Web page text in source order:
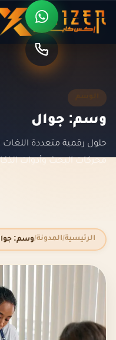
وسم: جوال
حلول رقمية متعددة
محركات البحث وأدوات
الرئيسية المدونة وسم: